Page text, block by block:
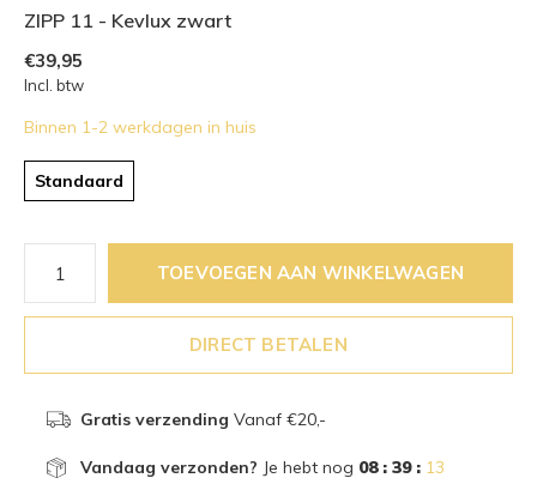
ZIPP 11 - Kevlux zwart
€39,95
Incl. btw
Binnen 1-2 werkdagen in huis
Standaard
TOEVOEGEN AAN WINKELWAGEN
DIRECT BETALEN
Gratis verzending Vanaf €20,-
Vandaag verzonden? Je hebt nog 08 : 39 : 12